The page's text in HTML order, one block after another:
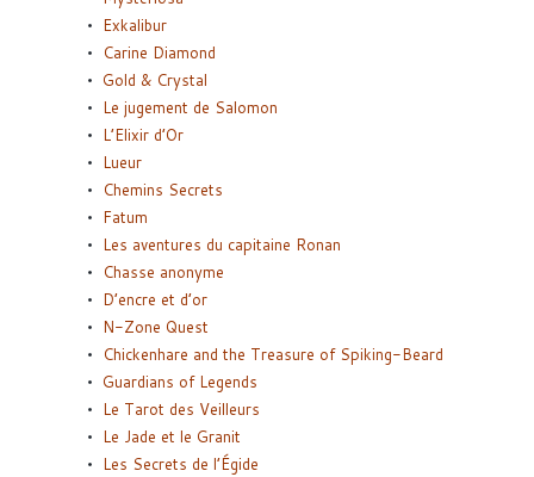
Exkalibur
Carine Diamond
Gold & Crystal
Le jugement de Salomon
L’Elixir d’Or
Lueur
Chemins Secrets
Fatum
Les aventures du capitaine Ronan
Chasse anonyme
D’encre et d’or
N-Zone Quest
Chickenhare and the Treasure of Spiking-Beard
Guardians of Legends
Le Tarot des Veilleurs
Le Jade et le Granit
Les Secrets de l’Égide